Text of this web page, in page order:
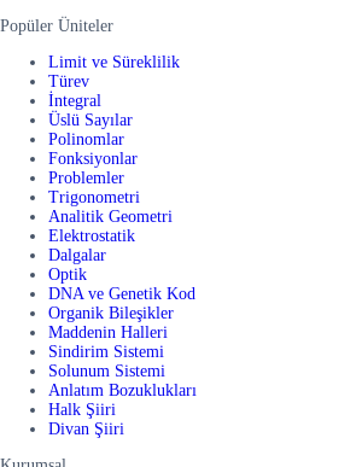
Popüler Üniteler
Limit ve Süreklilik
Türev
İntegral
Üslü Sayılar
Polinomlar
Fonksiyonlar
Problemler
Trigonometri
Analitik Geometri
Elektrostatik
Dalgalar
Optik
DNA ve Genetik Kod
Organik Bileşikler
Maddenin Halleri
Sindirim Sistemi
Solunum Sistemi
Anlatım Bozuklukları
Halk Şiiri
Divan Şiiri